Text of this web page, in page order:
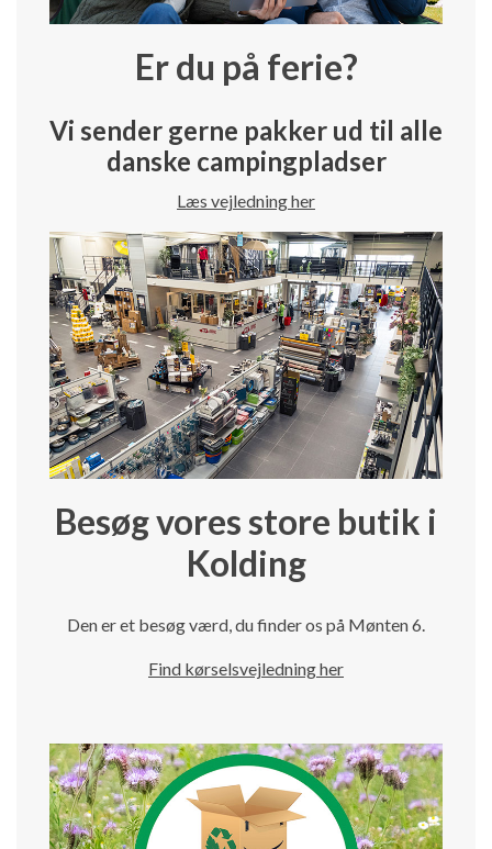
Er du på ferie?
Vi sender gerne pakker ud til alle
danske campingpladser
Læs vejledning her
Besøg vores store butik i
Kolding
Den er et besøg værd, du finder os på Mønten 6.
Find kørselsvejledning her